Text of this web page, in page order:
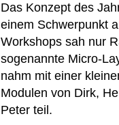
Das Konzept des
einem Schwerpunkt
Workshops sah nur
sogenannte Micro-
nahm mit einer
Modulen von Dirk,
Peter teil.